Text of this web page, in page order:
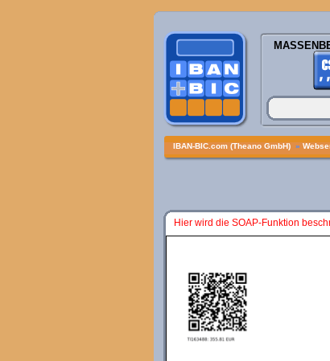
IBAN-BIC.com (Theano GmbH) »
Hier wird die SOAP-Funktion